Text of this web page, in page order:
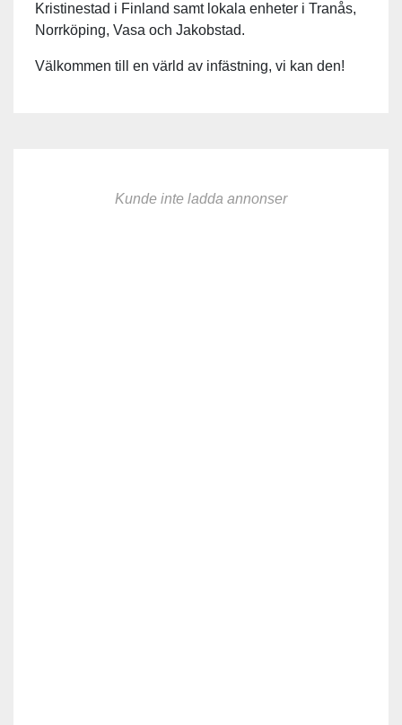
Kristinestad i Finland samt lokala enheter i Tranås,
Norrköping, Vasa och Jakobstad.
Välkommen till en värld av infästning, vi kan den!
Kunde inte ladda annonser